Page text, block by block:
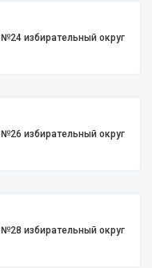
№24 избирательный округ
№26 избирательный округ
№28 избирательный округ